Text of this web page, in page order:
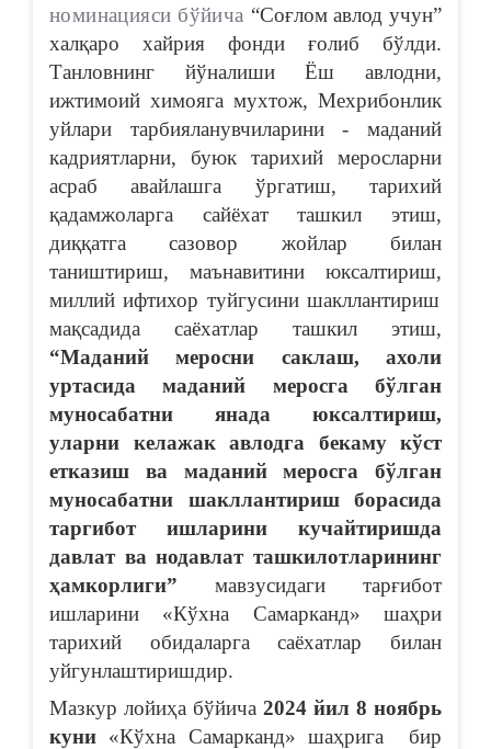
номинацияси бўйича “Соғлом авлод учун”
халқаро хайрия фонди ғолиб бўлди.
Танловнинг йўналиши
Ёш авлодни,
ижтимоий химояга мухтож, Мехрибонлик
уйлари тарбияланувчиларини - маданий
кадриятларни, буюк тарихий меросларни
асраб авайлашга ўргатиш, тарихий
қадамжоларга сайёхат ташкил этиш,
диққатга сазовор жойлар билан
таништириш, маънавитини юксалтириш,
миллий ифтихор туйгусини шакллантириш
мақсадида саёхатлар ташкил этиш,
“Маданий меросни саклаш, ахоли
уртасида маданий меросга бўлган
муносабатни янада юксалтириш,
уларни келажак авлодга бекаму кўст
етказиш ва маданий меросга бўлган
муносабатни шакллантириш борасида
таргибот ишларини кучайтиришда
давлат ва нодавлат ташкилотларининг
ҳамкорлиги”
мавзусидаги тарғибот
ишларини «Кўхна Самарканд» шаҳри
тарихий обидаларга саёхатлар билан
уйгунлаштиришдир.
Мазкур лойиҳа бўйича 2024 йил 8 ноябрь
куни «Кўхна Самарканд» шаҳрига бир